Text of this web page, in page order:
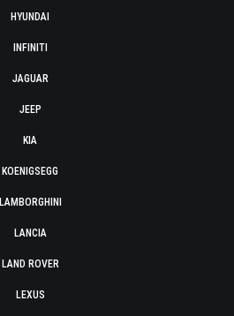
HYUNDAI
INFINITI
JAGUAR
JEEP
KIA
KOENIGSEGG
LAMBORGHINI
LANCIA
LAND ROVER
LEXUS